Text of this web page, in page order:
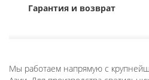
Гарантия и возврат
Мы работаем напрямую с